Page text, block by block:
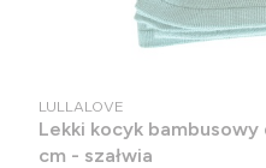
PRODUCENT
LULLALOVE
Lekki kocyk bambusowy
cm - szałwia